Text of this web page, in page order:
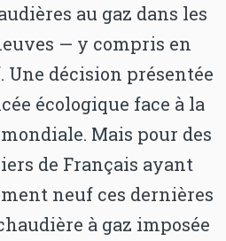
au gaz dans les
— y compris en
décision présentée
écologique face à la
Mais pour des
de Français ayant
neuf ces dernières
à gaz imposée